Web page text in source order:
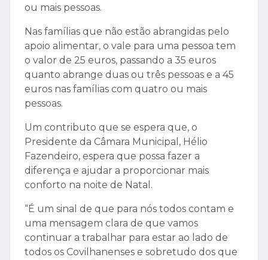
ou mais pessoas.
Nas famílias que não estão abrangidas pelo
apoio alimentar, o vale para uma pessoa tem
o valor de 25 euros, passando a 35 euros
quanto abrange duas ou três pessoas e a 45
euros nas famílias com quatro ou mais
pessoas.
Um contributo que se espera que, o
Presidente da Câmara Municipal, Hélio
Fazendeiro, espera que possa fazer a
diferença e ajudar a proporcionar mais
conforto na noite de Natal.
“É um sinal de que para nós todos contam e
uma mensagem clara de que vamos
continuar a trabalhar para estar ao lado de
todos os Covilhanenses e sobretudo dos que